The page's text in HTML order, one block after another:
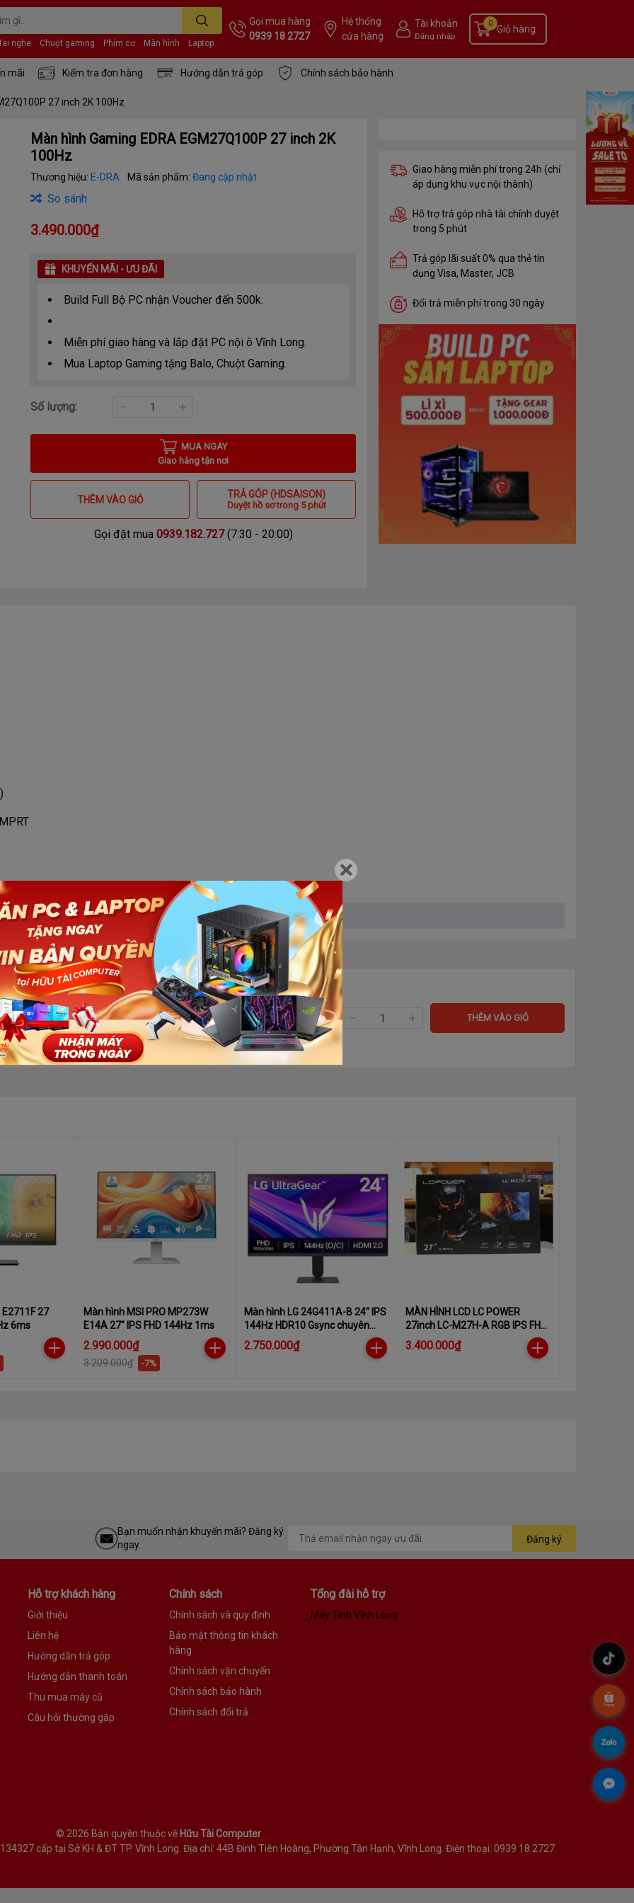
nghe Chuột gaming Phím cơ Màn hình Laptop
Gọi mua hàng
0939 18 2727
Hệ thống
cửa hàng
Tài khoản
Đăng nhập
Giỏ hàng
0
mãi Kiểm tra đơn hàng Hướng dẫn trả góp Chính sách bảo hành
27 inch 2K 100Hz
Màn hình Gaming EDRA EGM27Q100P 27 inch 2K
100Hz
Thương hiệu: E-DRA Mã sản phẩm:Đang cập nhật
So sánh
3.490.000₫
KHUYẾN MÃI - ƯU ĐÃI
Build Full Bộ PC nhận Voucher đến 500k.
Miễn phí giao hàng và lắp đặt PC nội ô Vĩnh Long.
Mua Laptop Gaming tặng Balo, Chuột Gaming.
Số lượng:
MUA NGAY
Giao hàng tận nơi
THÊM VÀO GIỎ TRẢ GÓP (HDSAISON)
Duyệt hồ sơ trong 5 phút
Gọi đặt mua 0939.182.727(7:30 - 20:00)
Giao hàng miễn phí trong 24h (chỉ
áp dụng khu vực nội thành)
Hỗ trợ trả góp nhà tài chính duyệt
trong 5 phút
Trả góp lãi suất 0% qua thẻ tín
dụng Visa, Master, JCB
Đổi trả miễn phí trong 30 ngày
Xem thêm
27 inch 2K
Số lượng: THÊM VÀO GIỎ
E2711F 27
6ms
Màn hình MSI PRO MP273W
E14A 27″ IPS FHD 144Hz 1ms
2.990.000₫
3.209.000₫ -7%
Màn hình LG 24G411A-B 24" IPS
144Hz HDR10 Gsync chuyên
game
2.750.000₫
MÀN HÌNH LCD LC POWER
27inch LC-M27H-A RGB IPS FHD
240Hz
3.400.000₫
Bạn muốn nhận khuyến mãi? Đăng ký
ngay.
Đăng ký
Hỗ trợ khách hàng
Giới thiệu
Liên hệ
Hướng dẫn trả góp
Hướng dẫn thanh toán
Thu mua máy cũ
Câu hỏi thường gặp
Chính sách
Chính sách và quy định
Bảo mật thông tin khách
hàng
Chính sách vận chuyển
Chính sách bảo hành
Chính sách đổi trả
Tổng đài hỗ trợ
Máy Tính Vĩnh Long
© 2026 Bản quyền thuộc về Hữu Tài Computer
cấp tại Sở KH & ĐT TP. Vĩnh Long. Địa chỉ: 44B Đinh Tiên Hoàng, Phường Tân Hạnh, Vĩnh Long. Điện thoại: 0939 18 2727.
.
.
.
.